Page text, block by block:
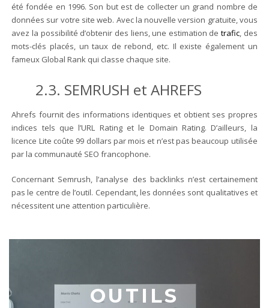
été fondée en 1996. Son but est de collecter un grand nombre de
données sur votre site web. Avec la nouvelle version gratuite, vous
avez la possibilité d’obtenir des liens, une estimation detrafic, des
mots-clés placés, un taux de rebond, etc. Il existe également un
fameux Global Rank qui classe chaque site.
2.3. SEMRUSH et AHREFS
Ahrefs fournit des informations identiques et obtient ses propres
indices tels que l’URL Rating et le Domain Rating. D’ailleurs, la
licence Lite coûte 99 dollars par mois et n’est pas beaucoup utilisée
par la communauté SEO francophone.
Concernant Semrush, l’analyse des backlinks n’est certainement
pas le centre de l’outil. Cependant, les données sont qualitatives et
nécessitent une attention particulière.
OUTILS